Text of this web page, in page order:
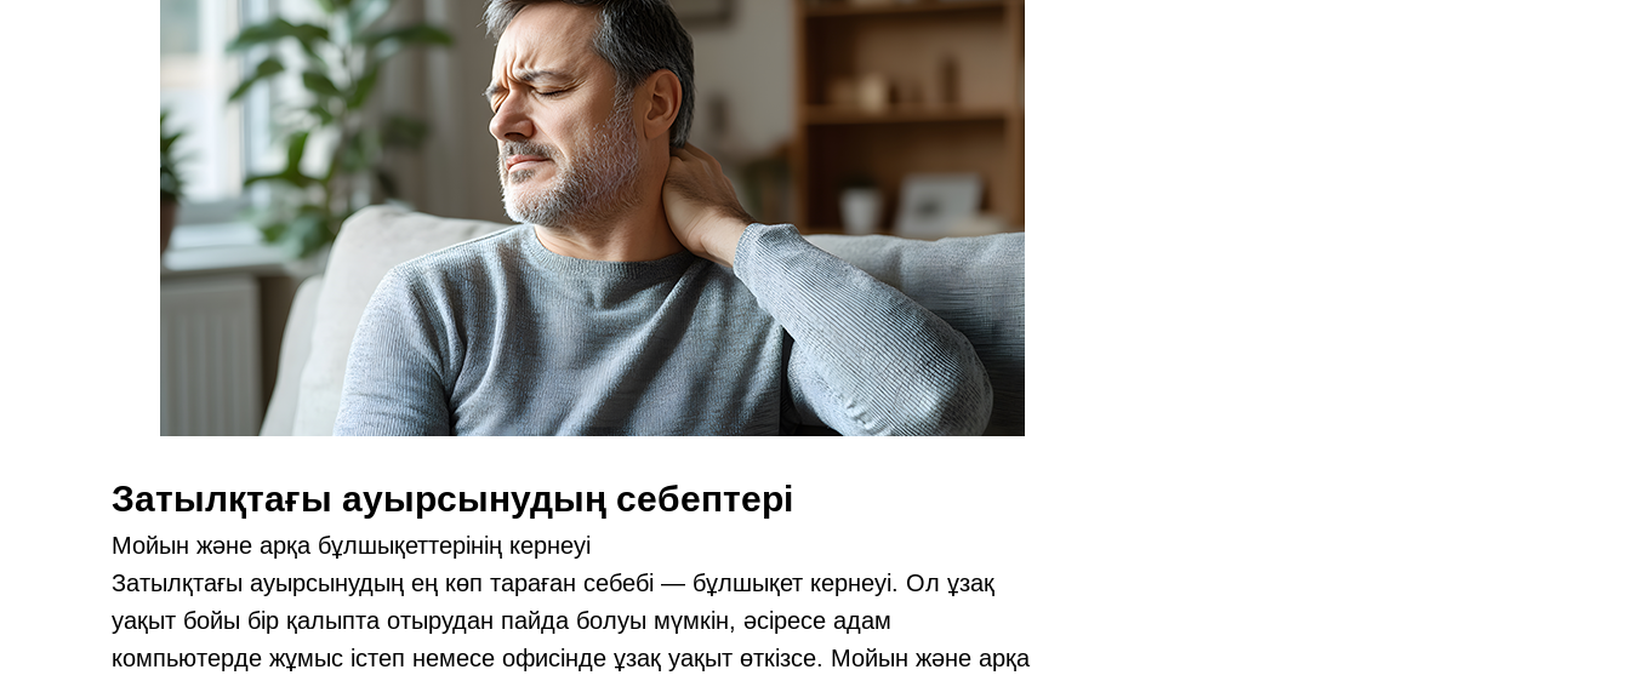
Затылқтағы ауырсынудың себептері
Мойын және арқа бұлшықеттерінің кернеуі
Затылқтағы ауырсынудың ең көп тараған себебі — бұлшықет кернеуі. Ол ұзақ
уақыт бойы бір қалыпта отырудан пайда болуы мүмкін, әсіресе адам
компьютерде жұмыс істеп немесе офисінде ұзақ уақыт өткізсе. Мойын және арқа